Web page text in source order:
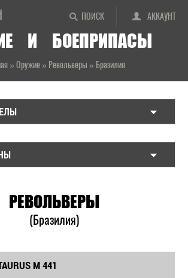
ПОИСК АККАУНТ
И БОЕПРИПАСЫ
» Оружие » Револьверы » Бразилия
РЕВОЛЬВЕРЫ
(Бразилия)
M 441